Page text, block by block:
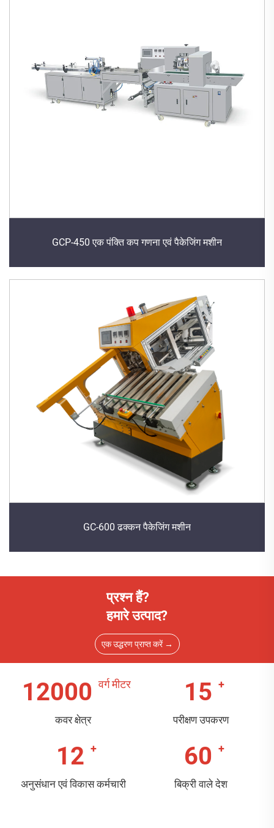
GCP-450 एक पंक्ति कप गणना एवं पैकेजिंग मशीन
GC-600 ढक्कन पैकेजिंग मशीन
प्रश्न हैं?
हमारे उत्पाद?
एक उद्धरण प्राप्त करें →
12000
कवर क्षेत्र
15
परीक्षण उपकरण
12
अनुसंधान एवं विकास कर्मचारी
60
बिक्री वाले देश